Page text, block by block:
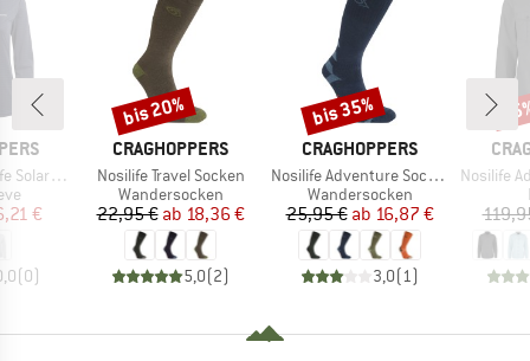
Half Zip Top
Preis
€
(0)
MARKE
CRAGHOPPERS
Artikel
Nosilife Travel Socken
Produktgruppe
Wandersocken
Preis
22,95 € reduzierter Preis
ab 18,36 €
5,0(2)
Rabatt
bis 20%
MARKE
CRAGHOPPERS
Artikel
Nosilife Adventure Socken
Produktgruppe
Wandersocken
Preis
25,95 € reduzierter Preis
ab 16,87 €
3,0( 1)
Rabatt
bis 35%
Artikel
Nosilife